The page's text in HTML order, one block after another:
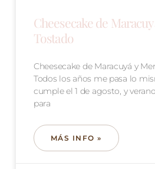
Cheesecake de
Tostado
Cheesecake de Maracuyá y
Todos los años me pasa lo
cumple el 1 de agosto, y
para
MÁS INFO »